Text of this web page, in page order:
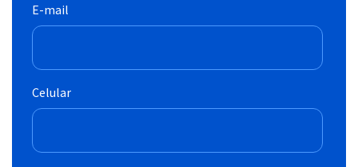
E-mail
Celular